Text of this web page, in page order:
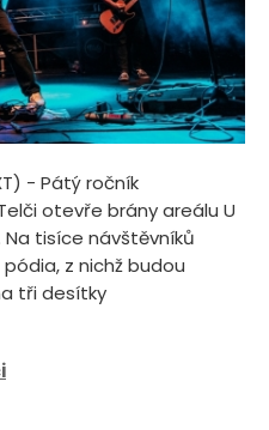
- Pátý ročník
otevře brány areálu U
Na tisíce návštěvníků
z nichž budou
tři desítky